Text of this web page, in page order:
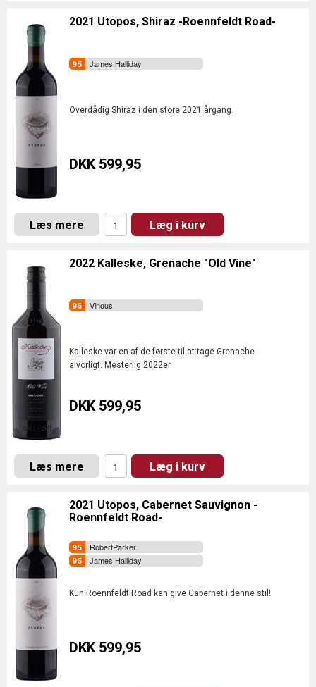
2021 Utopos, Shiraz -Roennfeldt Road-
James Halliday
Overdådig Shiraz i den store 2021 årgang.
DKK 599,95
Læs mere Læg i kurv
2022 Kalleske, Grenache "Old Vine"
Vinous
Kalleske var en af de første til at tage Grenache
alvorligt. Mesterlig 2022er
DKK 599,95
Læs mere Læg i kurv
2021 Utopos, Cabernet Sauvignon -
Roennfeldt Road-
RobertParker
James Halliday
Kun Roennfeldt Road kan give Cabernet i denne stil!
DKK 599,95